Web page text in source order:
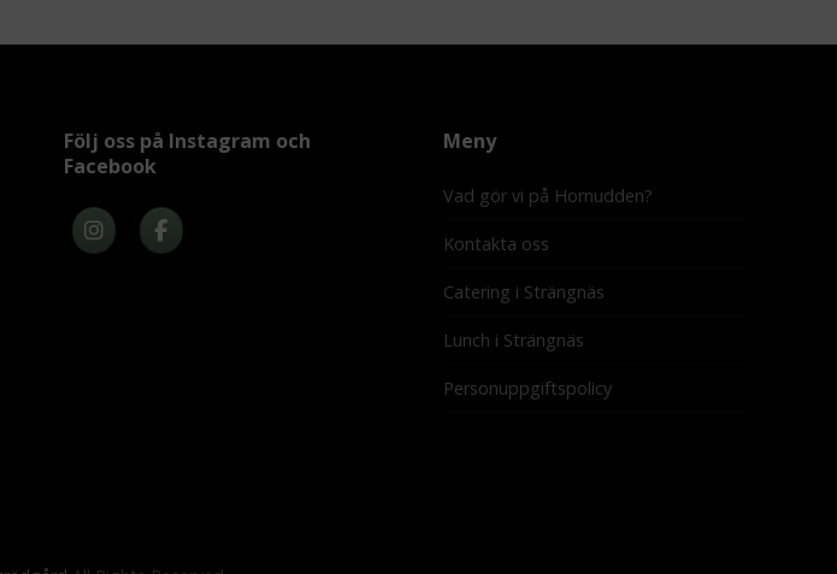
Följ oss på Instagram och
Facebook
Meny
Vad gör vi på Hornudden?
Kontakta oss
Catering i Strängnäs
Lunch i Strängnäs
Personuppgiftspolicy